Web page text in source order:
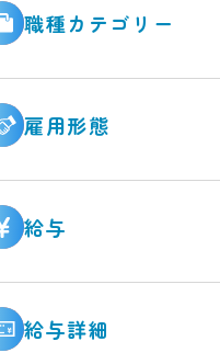
職種カテゴリー
雇用形態
給与
給与詳細